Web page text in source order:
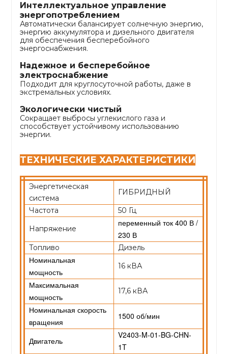
Интеллектуальное управление
энергопотреблением
Автоматически балансирует солнечную энергию,
энергию аккумулятора и дизельного двигателя
для обеспечения бесперебойного
энергоснабжения.
Надежное и бесперебойное
электроснабжение
Подходит для круглосуточной работы, даже в
экстремальных условиях.
Экологически чистый
Сокращает выбросы углекислого газа и
способствует устойчивому использованию
энергии.
ТЕХНИЧЕСКИЕ ХАРАКТЕРИСТИКИ
Энергетическая
система
ГИБРИДНЫЙ
Частота
50 Гц
Напряжение
переменный ток 400 В /
230 В
Топливо Дизель
Номинальная
мощность
16 кВА
Максимальная
мощность
17,6 кВА
Номинальная скорость
вращения
1500 об/мин
Двигатель
V2403-M-01-BG-CHN-
1T